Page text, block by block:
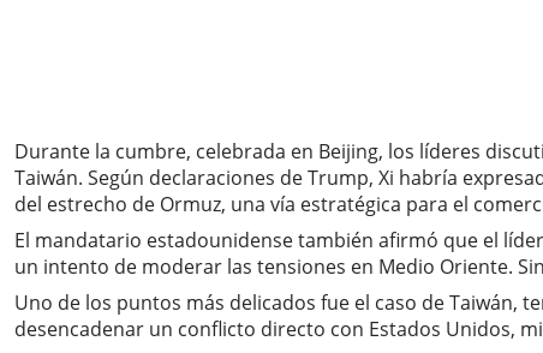
Durante la cumbre, celebrada en Beijing, los líderes
Taiwán. Según declaraciones de Trump, Xi habría
del estrecho de Ormuz, una vía estratégica para el
El mandatario estadounidense también afirmó que el
un intento de moderar las tensiones en Medio Oriente.
Uno de los puntos más delicados fue el caso de
desencadenar un conflicto directo con Estados Unidos,